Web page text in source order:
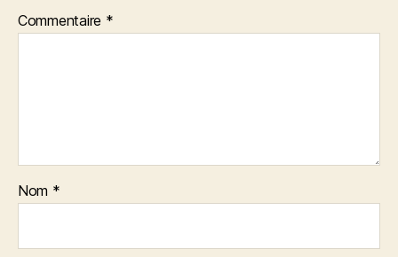
Commentaire *
Nom *